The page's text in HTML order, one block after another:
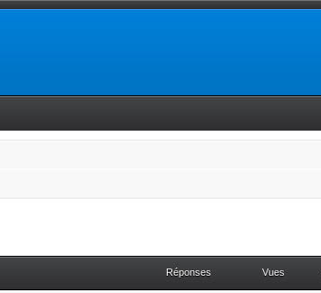
Réponses Vues